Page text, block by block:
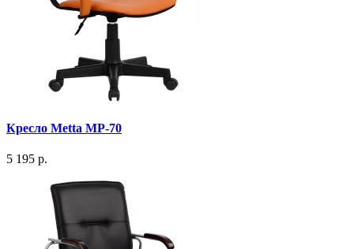
Кресло Metta MP-70
5 195 р.